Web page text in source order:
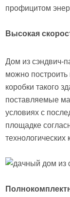
профицитом
Высокая
Дом из сэндвич-
можно
коробки такого
поставляемые
условиях с
площадке
технологических